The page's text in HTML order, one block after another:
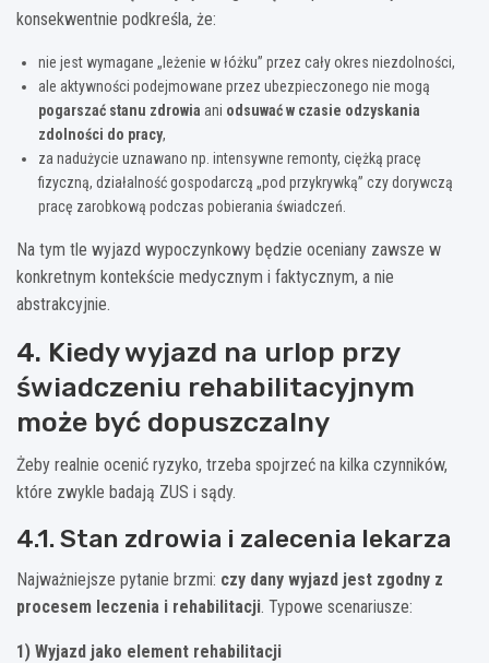
konsekwentnie podkreśla, że:
nie jest wymagane „leżenie w łóżku” przez cały okres niezdolności,
ale aktywności podejmowane przez ubezpieczonego nie mogą
pogarszać stanu zdrowia ani odsuwać w czasie odzyskania
zdolności do pracy,
za nadużycie uznawano np. intensywne remonty, ciężką pracę
fizyczną, działalność gospodarczą „pod przykrywką” czy dorywczą
pracę zarobkową podczas pobierania świadczeń.
Na tym tle wyjazd wypoczynkowy będzie oceniany zawsze w
konkretnym kontekście medycznym i faktycznym, a nie
abstrakcyjnie.
4. Kiedy wyjazd na urlop przy
świadczeniu rehabilitacyjnym
może być dopuszczalny
Żeby realnie ocenić ryzyko, trzeba spojrzeć na kilka czynników,
które zwykle badają ZUS i sądy.
4.1. Stan zdrowia i zalecenia lekarza
Najważniejsze pytanie brzmi: czy dany wyjazd jest zgodny z
procesem leczenia i rehabilitacji. Typowe scenariusze:
1) Wyjazd jako element rehabilitacji